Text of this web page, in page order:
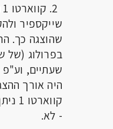
שייקספיר
שהוצגה כך.
בפרולוג (של
שעתיים,
היה אורך
- לא.